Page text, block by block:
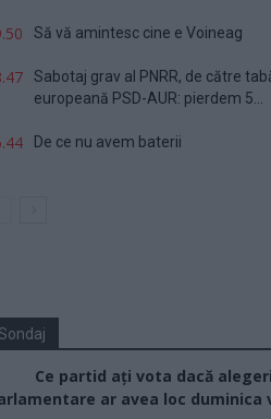
Să vă amintesc cine e Voineag
Sabotaj grav al PNRR, de către
europeană PSD-AUR: pierdem 5...
De ce nu avem baterii
Ce partid ați vota dacă
ar avea loc duminica